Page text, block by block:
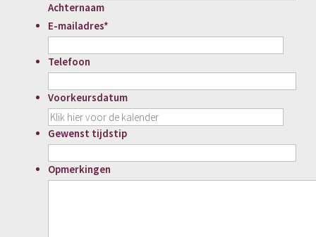
Achternaam
E-mailadres*
Telefoon
Voorkeursdatum
slash
MM
slash
Gewenst tijdstip
Opmerkingen